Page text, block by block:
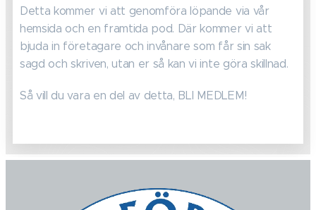
Detta kommer vi att genomföra löpande via vår
hemsida och en framtida pod. Där kommer vi att
bjuda in företagare och invånare som får sin sak
sagd och skriven, utan er så kan vi inte göra skillnad.
Så vill du vara en del av detta, BLI MEDLEM!